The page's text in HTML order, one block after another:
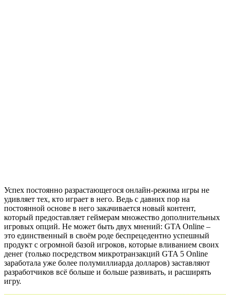
Успех постоянно разрастающегося онлайн-режима игры не
удивляет тех, кто играет в него. Ведь с давних пор на
постоянной основе в него закачивается новый контент,
который предоставляет геймерам множество дополнительных
игровых опций. Не может быть двух мнений: GTA Online –
это единственный в своём роде беспрецедентно успешный
продукт с огромной базой игроков, которые вливанием своих
денег (только посредством микротранзакций GTA 5 Online
заработала уже более полумиллиарда долларов) заставляют
разработчиков всё больше и больше развивать, и расширять
игру.